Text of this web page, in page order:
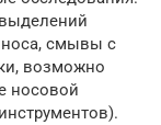
носа, смывы с
возможно
носовой